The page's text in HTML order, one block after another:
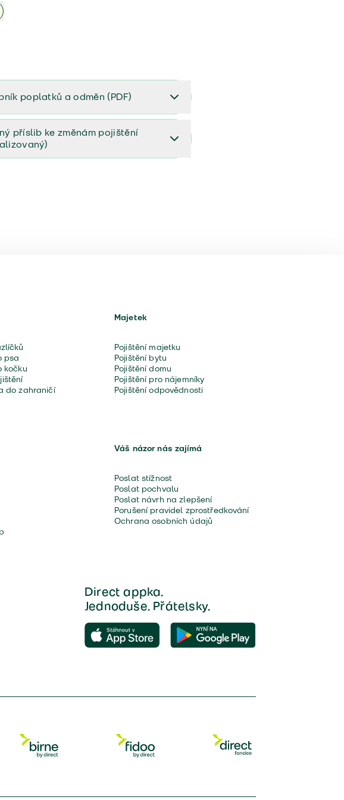
poplatků a odměn (PDF)
a odměn (PDF)
příslib ke změnám pojištění
psa
kočku
do zahraničí
Majetek
Pojištění majetku
Pojištění bytu
Pojištění domu
Pojištění pro nájemníky
Pojištění odpovědnosti
Váš názor nás zajímá
Poslat stížnost
Poslat pochvalu
Poslat návrh na zlepšení
Porušení pravidel zprostředkování
Ochrana osobních údajů
Direct appka.
Jednoduše. Přátelsky.